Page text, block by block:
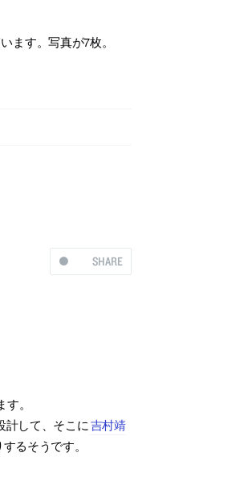
ます。写真が7枚。
SHARE
。
計して、そこに吉村靖
るそうです。